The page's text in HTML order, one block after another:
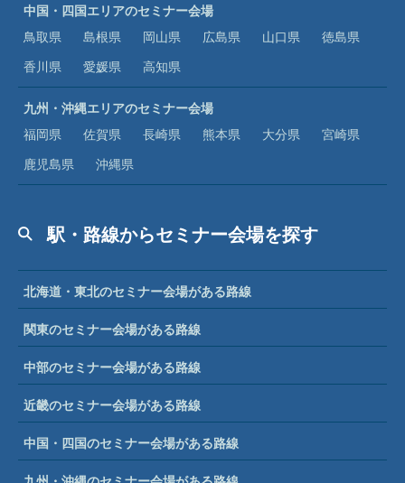
中国・四国エリアのセミナー会場
鳥取県
島根県 岡山県 広島県 山口県
徳島県
香川県
愛媛県 高知県
九州・沖縄エリアのセミナー会場
福岡県
佐賀県 長崎県 熊本県 大分県
宮崎県
鹿児島県
沖縄県
駅・路線からセミナー会場を探す
北海道・東北のセミナー会場がある路線
関東のセミナー会場がある路線
中部のセミナー会場がある路線
近畿のセミナー会場がある路線
中国・四国のセミナー会場がある路線